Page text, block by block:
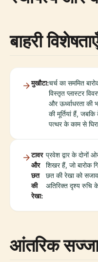
बाहरी
मुखौटा:चर्च का सममित
विस्तृत प्लास्टर
और ऊर्ध्वाधरता की
की मूर्तियां हैं,
पत्थर के काम से
टावर
और
छत
की
रेखा:
प्रवेश द्वार के दोनों
शिखर हैं, जो बारोक
छत की रेखा को
अतिरिक्त दृश्य रुचि
आंतरिक